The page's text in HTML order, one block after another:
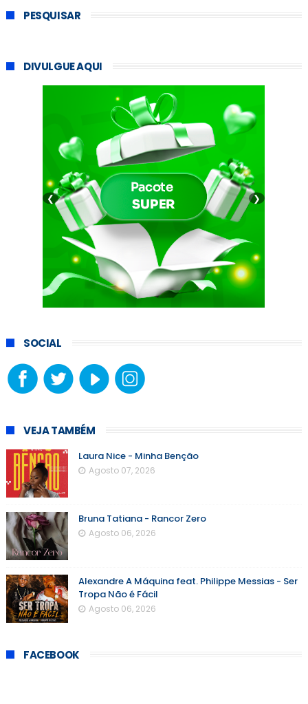
PESQUISAR
DIVULGUE AQUI
❮ ❯
SOCIAL
VEJA TAMBÉM
Laura Nice - Minha Benção
Agosto 07, 2026
Bruna Tatiana - Rancor Zero
Agosto 06, 2026
Alexandre A Máquina feat. Philippe Messias - Ser
Tropa Não é Fácil
Agosto 06, 2026
FACEBOOK